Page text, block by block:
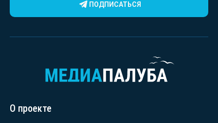
ПОДПИСАТЬСЯ
О проекте